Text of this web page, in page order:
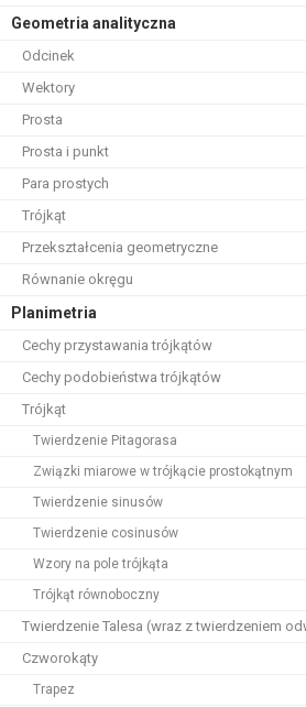
Geometria analityczna
Odcinek
Wektory
Prosta
Prosta i punkt
Para prostych
Trójkąt
Przekształcenia geometryczne
Równanie okręgu
Planimetria
Cechy przystawania trójkątów
Cechy podobieństwa trójkątów
Trójkąt
Twierdzenie Pitagorasa
Związki miarowe w trójkącie prostokątnym
Twierdzenie sinusów
Twierdzenie cosinusów
Wzory na pole trójkąta
Trójkąt równoboczny
Twierdzenie Talesa (wraz z twierdzeniem
Czworokąty
Trapez